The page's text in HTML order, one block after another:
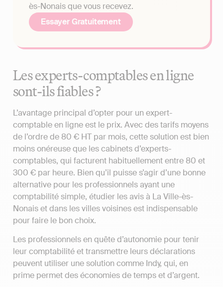
ès-Nonais que vous recevez.
Essayer Gratuitement
Les experts-comptables en ligne
sont-ils fiables ?
L’avantage principal d’opter pour un expert-
comptable en ligne est le prix. Avec des tarifs moyens
de l’ordre de 80 € HT par mois, cette solution est bien
moins onéreuse que les cabinets d’experts-
comptables, qui facturent habituellement entre 80 et
300 € par heure. Bien qu’il puisse s’agir d’une bonne
alternative pour les professionnels ayant une
comptabilité simple, étudier les avis à La Ville-ès-
Nonais et dans les villes voisines est indispensable
pour faire le bon choix.
Les professionnels en quête d’autonomie pour tenir
leur comptabilité et transmettre leurs déclarations
peuvent utiliser une solution comme Indy, qui, en
prime permet des économies de temps et d’argent.